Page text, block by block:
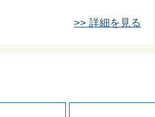
>> 詳細を見る